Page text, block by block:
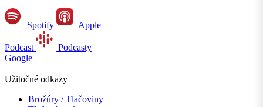
Spotify Apple
Podcast
Podcasty
Google
Užitočné odkazy
Brožúry / Tlačoviny